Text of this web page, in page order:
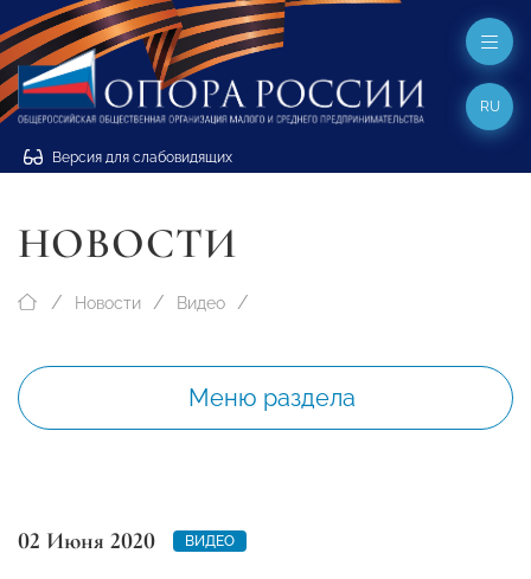
Версия для слабовидящих
RU
НОВОСТИ
Новости Видео
Меню раздела
02 Июня 2020 ВИДЕО